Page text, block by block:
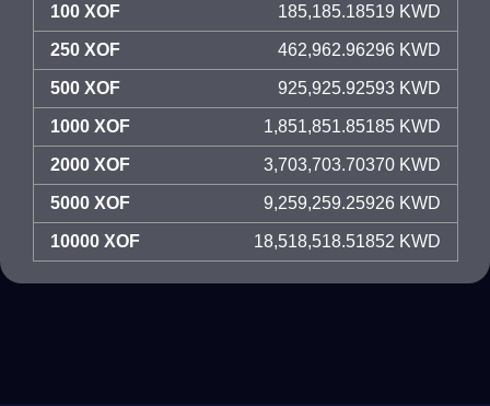
100 XOF 185,185.18519 KWD
250 XOF 462,962.96296 KWD
500 XOF 925,925.92593 KWD
1000 XOF 1,851,851.85185 KWD
2000 XOF 3,703,703.70370 KWD
5000 XOF 9,259,259.25926 KWD
10000 XOF 18,518,518.51852 KWD